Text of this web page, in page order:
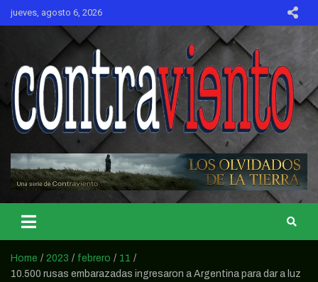
Skip
jueves, agosto 6, 2026
CONTRAVIENTO
Home 2023 febrero
11
10.500 rusas embarazadas ingresaron a Argentina para dar a luz